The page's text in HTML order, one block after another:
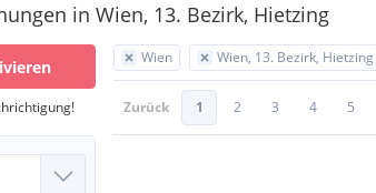
in Wien, 13. Bezirk, Hietzing
Wien Wien, 13. Bezirk, Hietzing
Zurück 1 2 3 4 5